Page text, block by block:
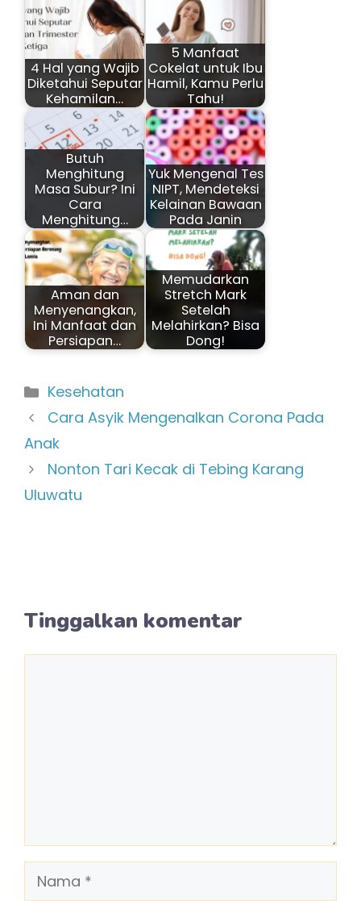
4 Hal yang Wajib
Diketahui Seputar
Kehamilan…
5 Manfaat
Cokelat untuk Ibu
Hamil, Kamu Perlu
Tahu!
Butuh
Menghitung
Masa Subur? Ini
Cara
Menghitung…
Yuk Mengenal Tes
NIPT, Mendeteksi
Kelainan Bawaan
Pada Janin
Aman dan
Menyenangkan,
Ini Manfaat dan
Persiapan…
Memudarkan
Stretch Mark
Setelah
Melahirkan? Bisa
Dong!
Kategori
Kesehatan
Cara Asyik Mengenalkan Corona Pada
Anak
Nonton Tari Kecak di Tebing Karang
Uluwatu
Tinggalkan komentar
Nama